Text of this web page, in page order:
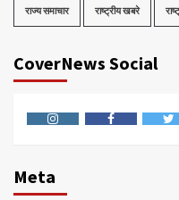
राज्य समाचार राष्ट्रीय खबरे
CoverNews Social
Meta